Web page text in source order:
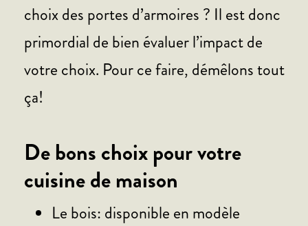
choix des portes d’armoires ? Il est donc
primordial de bien évaluer l’impact de
votre choix. Pour ce faire, démêlons tout
ça!
De bons choix pour votre
cuisine de maison
Le bois: disponible en modèle